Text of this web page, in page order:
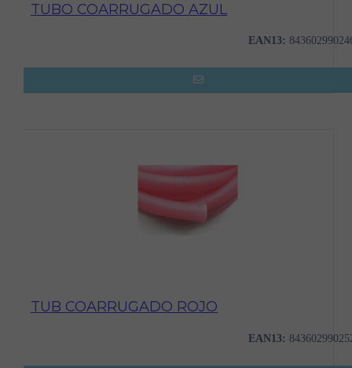
TUBO COARRUGADO AZUL
EAN13:
TUB COARRUGADO ROJO
EAN13: